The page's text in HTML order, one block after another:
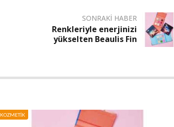
SONRAKI HABER
Renkleriyle enerjinizi
yükselten Beaulis Fin
KOZMETIK